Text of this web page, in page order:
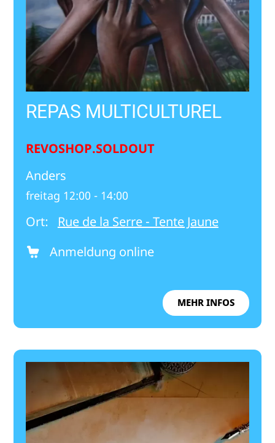
REPAS MULTICULTUREL
REVOSHOP.SOLDOUT
Anders
freitag 12:00 - 14:00
Ort:
Rue de la Serre - Tente Jaune
Anmeldung online
MEHR INFOS